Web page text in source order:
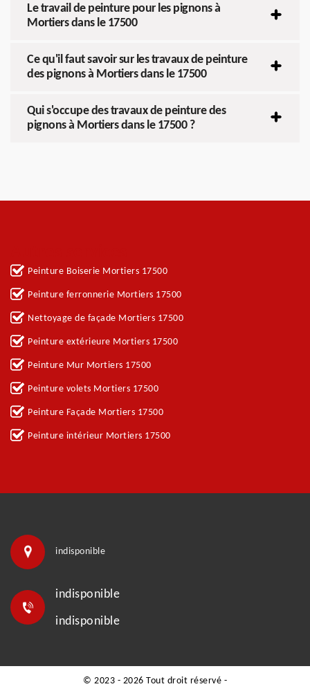
Le travail de peinture pour les pignons à
Mortiers dans le 17500
Ce qu'il faut savoir sur les travaux de peinture
des pignons à Mortiers dans le 17500
Qui s'occupe des travaux de peinture des
pignons à Mortiers dans le 17500 ?
Peinture Boiserie Mortiers 17500
Peinture ferronnerie Mortiers 17500
Nettoyage de façade Mortiers 17500
Peinture extérieure Mortiers 17500
Peinture Mur Mortiers 17500
Peinture volets Mortiers 17500
Peinture Façade Mortiers 17500
Peinture intérieur Mortiers 17500
indisponible
indisponible
indisponible
© 2023 - 2026 Tout droit réservé -